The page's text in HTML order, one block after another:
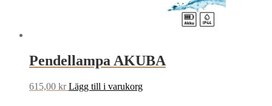
Pendellampa AKUBA
615,00 kr Lägg till i varukorg